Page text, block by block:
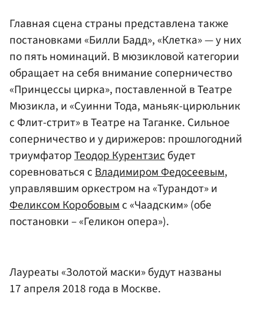
Главная сцена страны представлена также
постановками «Билли Бадд», «Клетка» — у них
по пять номинаций. В мюзикловой категории
обращает на себя внимание соперничество
«Принцессы цирка», поставленной в Театре
Мюзикла, и «Суинни Тода, маньяк-цирюльник
с Флит-стрит» в Театре на Таганке. Сильное
соперничество и у дирижеров: прошлогодний
триумфаторТеодор Курентзисбудет
соревноваться сВладимиром Федосеевым,
управлявшим оркестром на «Турандот» и
Феликсом Коробовымс «Чаадским» (обе
постановки – «Геликон опера»).
Лауреаты «Золотой маски» будут названы
17 апреля 2018 года в Москве.